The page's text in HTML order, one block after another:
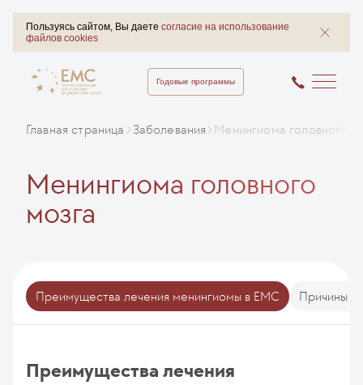
Пользуясь сайтом, Вы даете согласие на использование
файлов cookies
Годовые программы
Главная страница Заболевания Менингиома головного
Менингиома головного
мозга
Преимущества лечения менингиомы в ЕМС Причины
Преимущества лечения